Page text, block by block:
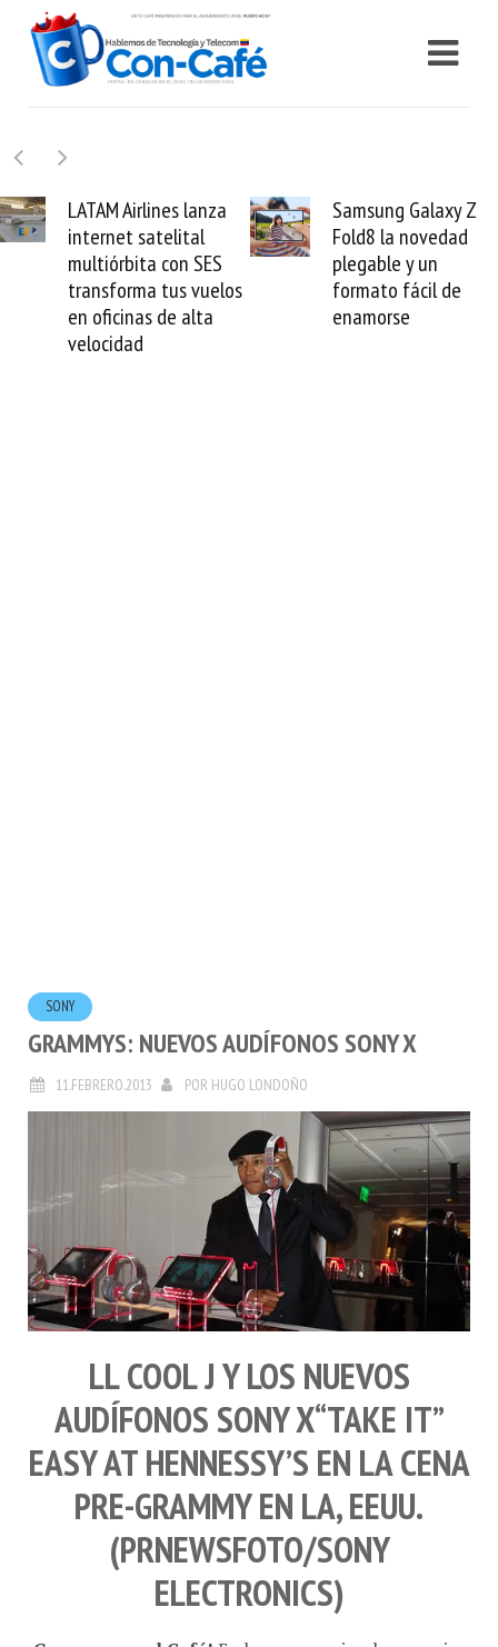
lanza
satelital
con SES
tus vuelos
de alta
Samsung Galaxy Z
Fold8 la novedad
plegable y un
formato fácil de
enamorse
SONY
GRAMMYS: NUEVOS AUDÍFONOS SONY X
LL COOL J Y LOS NUEVOS
AUDÍFONOSSONY X“TAKE IT”
EASY AT HENNESSY’S EN LA CENA
PRE-GRAMMY ENLA,EEUU.
(PRNEWSFOTO/SONY
ELECTRONICS)